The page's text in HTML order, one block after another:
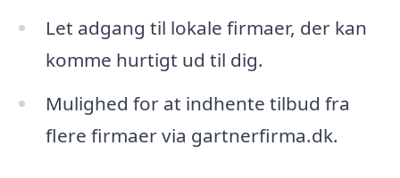
Let adgang til lokale firmaer, der kan
komme hurtigt ud til dig.
Mulighed for at indhente tilbud fra
flere firmaer via gartnerfirma.dk.